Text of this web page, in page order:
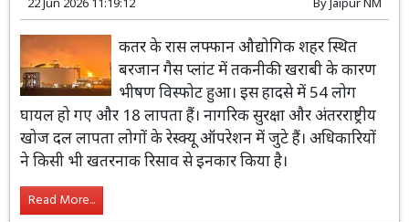
कतर के रास लफ्फान औद्योगिक शहर स्थित
बरजान गैस प्लांट में तकनीकी खराबी के कारण
भीषण विस्फोट हुआ। इस हादसे में 54 लोग
घायल हो गए और 18 लापता हैं। नागरिक सुरक्षा और अंतरराष्ट्रीय
खोज दल लापता लोगों के रेस्क्यू ऑपरेशन में जुटे हैं। अधिकारियों
ने किसी भी खतरनाक रिसाव से इनकार किया है।
Read More...